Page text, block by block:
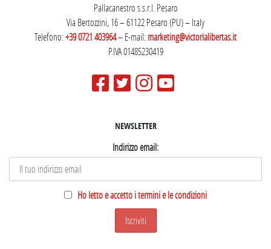
Pallacanestro s.s.r.l. Pesaro
Via Bertozzini, 16 – 61122 Pesaro (PU) – Italy
Telefono:+39 0721 403964– E-mail:marketing@victorialibertas.it
P.IVA 01485230419
NEWSLETTER
Indirizzo email:
Ho letto e accetto i termini e le condizioni